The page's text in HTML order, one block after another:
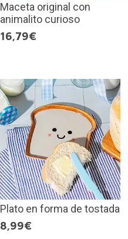
Maceta original con
animalito curioso
16,79€
Plato en forma de tostada
8,99€